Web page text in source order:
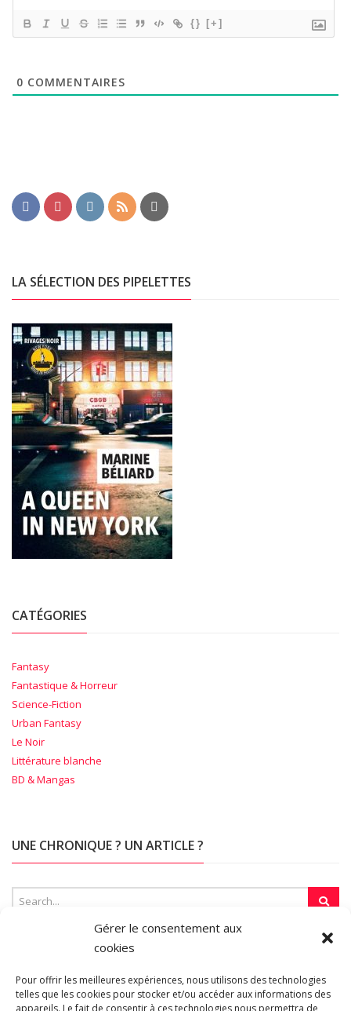
Gérer le consentement aux
cookies
Pour offrir les meilleures expériences, nous utilisons des technologies
telles que les cookies pour stocker et/ou accéder aux informations des
appareils. Le fait de consentir à ces technologies nous permettra de
{} [+]
0 COMMENTAIRES
LA SÉLECTION DES PIPELETTES
CATÉGORIES
Fantasy
Fantastique & Horreur
Science-Fiction
Urban Fantasy
Le Noir
Littérature blanche
BD & Mangas
UNE CHRONIQUE ? UN ARTICLE ?
SUR LA TOILE…